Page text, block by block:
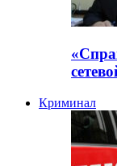
Криминал